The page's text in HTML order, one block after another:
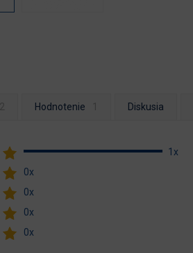
Hodnotenie Diskusia
1x
0x
0x
0x
0x